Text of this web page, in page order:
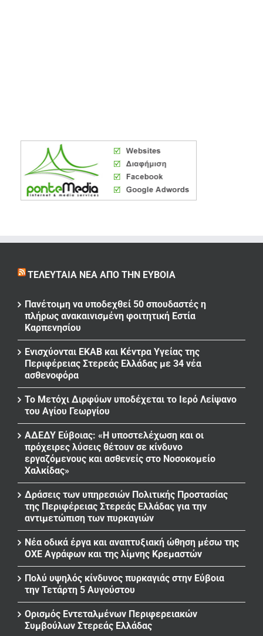
ΤΕΛΕΥΤΑΊΑ ΝΈΑ ΑΠΌ ΤΗΝ ΕΎΒΟΙΑ
Πανέτοιμη να υποδεχθεί 50 σπουδαστές η
πλήρως ανακαινισμένη φοιτητική Εστία
Καρπενησίου
Ενισχύονται ΕΚΑΒ και Κέντρα Υγείας της
Περιφέρειας Στερεάς Ελλάδας με 34 νέα
ασθενοφόρα
Το Μετόχι Διρφύων υποδέχεται το Ιερό Λείψανο
του Αγίου Γεωργίου
ΑΔΕΔΥ Εύβοιας: «Η υποστελέχωση και οι
πρόχειρες λύσεις θέτουν σε κίνδυνο
εργαζόμενους και ασθενείς στο Νοσοκομείο
Χαλκίδας»
Δράσεις των υπηρεσιών Πολιτικής Προστασίας
της Περιφέρειας Στερεάς Ελλάδας για την
αντιμετώπιση των πυρκαγιών
Νέα οδικά έργα και αναπτυξιακή ώθηση μέσω της
ΟΧΕ Αγράφων και της λίμνης Κρεμαστών
Πολύ υψηλός κίνδυνος πυρκαγιάς στην Εύβοια
την Τετάρτη 5 Αυγούστου
Ορισμός Εντεταλμένων Περιφερειακών
Συμβούλων Στερεάς Ελλάδας